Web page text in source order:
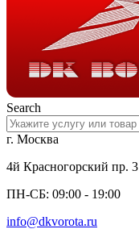
Search
г. Москва
4й Красногорский пр. 3
ПН-СБ: 09:00 - 19:00
info@dkvorota.ru